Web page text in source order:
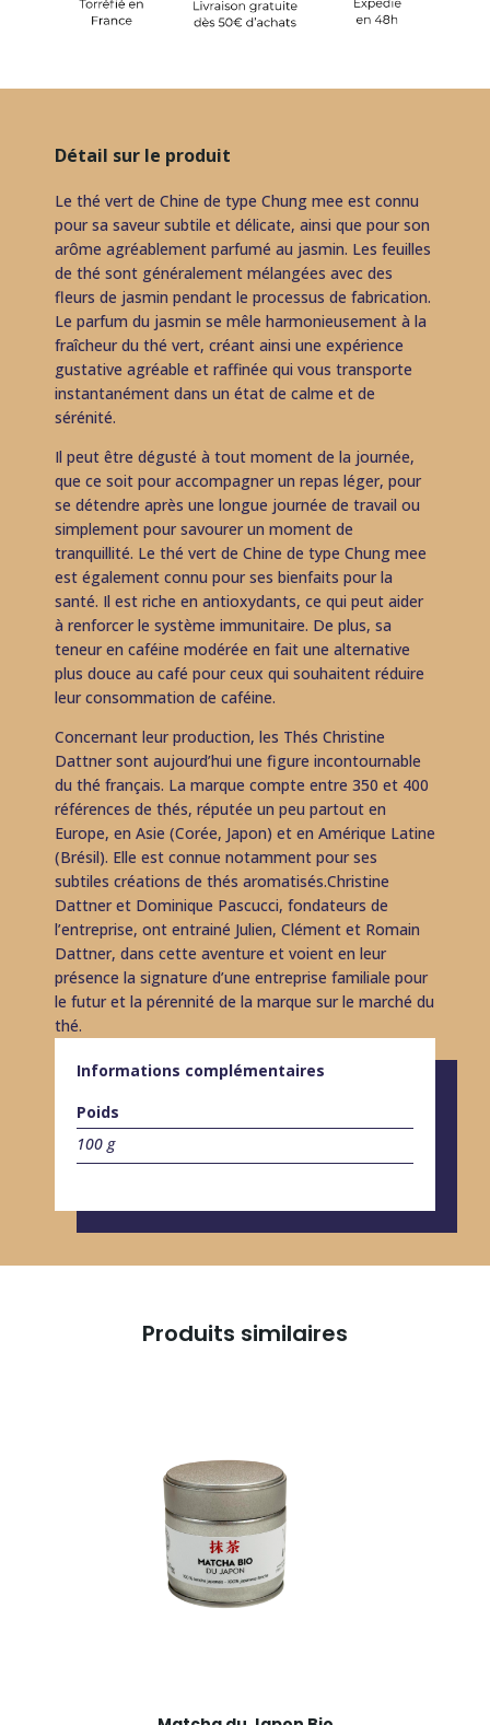
Jasmin
Détail sur le produit
Le thé vert de Chine de type Chung mee est connu
pour sa saveur subtile et délicate, ainsi que pour son
arôme agréablement parfumé au jasmin. Les feuilles
de thé sont généralement mélangées avec des
fleurs de jasmin pendant le processus de fabrication.
Le parfum du jasmin se mêle harmonieusement à la
fraîcheur du thé vert, créant ainsi une expérience
gustative agréable et raffinée qui vous transporte
instantanément dans un état de calme et de
sérénité.
Il peut être dégusté à tout moment de la journée,
que ce soit pour accompagner un repas léger, pour
se détendre après une longue journée de travail ou
simplement pour savourer un moment de
tranquillité. Le thé vert de Chine de type Chung mee
est également connu pour ses bienfaits pour la
santé. Il est riche en antioxydants, ce qui peut aider
à renforcer le système immunitaire. De plus, sa
teneur en caféine modérée en fait une alternative
plus douce au café pour ceux qui souhaitent réduire
leur consommation de caféine.
Concernant leur production, les Thés Christine
Dattner sont aujourd’hui une figure incontournable
du thé français. La marque compte entre 350 et 400
références de thés, réputée un peu partout en
Europe, en Asie (Corée, Japon) et en Amérique Latine
(Brésil). Elle est connue notamment pour ses
subtiles créations de thés aromatisés.Christine
Dattner et Dominique Pascucci, fondateurs de
l’entreprise, ont entrainé Julien, Clément et Romain
Dattner, dans cette aventure et voient en leur
présence la signature d’une entreprise familiale pour
le futur et la pérennité de la marque sur le marché du
thé.
Informations complémentaires
Poids
100 g
Produits similaires